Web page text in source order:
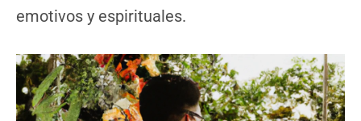
emotivos y espirituales.